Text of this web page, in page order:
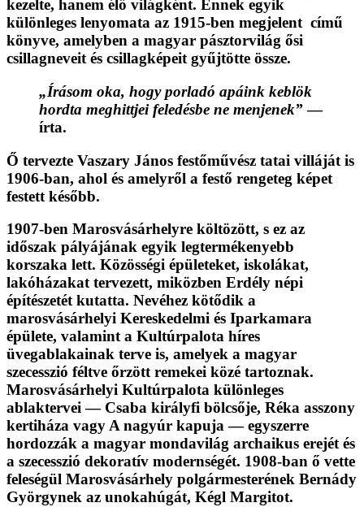
kezelte, hanem élő világként. Ennek egyik
különleges lenyomata az 1915-ben megjelent című
könyve, amelyben a magyar pásztorvilág ősi
csillagneveit és csillagképeit gyűjtötte össze.
„Írásom oka, hogy porladó apáink keblök
hordta meghittjei feledésbe ne menjenek”—
írta.
Ő tervezte Vaszary János festőművész tatai villáját is
1906-ban, ahol és amelyről a festő rengeteg képet
festett később.
1907-ben Marosvásárhelyre költözött, s ez az
időszak pályájának egyik legtermékenyebb
korszaka lett. Közösségi épületeket, iskolákat,
lakóházakat tervezett, miközben Erdély népi
építészetét kutatta. Nevéhez kötődik a
marosvásárhelyi Kereskedelmi és Iparkamara
épülete, valamint a Kultúrpalota híres
üvegablakainak terve is, amelyek a magyar
szecesszió féltve őrzött remekei közé tartoznak.
Marosvásárhelyi Kultúrpalota különleges
ablaktervei — Csaba királyfi bölcsője, Réka asszony
kertiháza vagy A nagyúr kapuja — egyszerre
hordozzák a magyar mondavilág archaikus erejét és
a szecesszió dekoratív modernségét. 1908-ban ő vette
feleségül Marosvásárhely polgármesterének Bernády
Györgynek az unokahúgát, Kégl Margitot.